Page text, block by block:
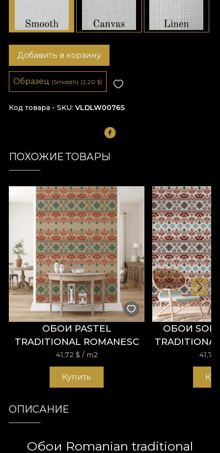
Код товара - SKU VLDLW0076S
Добавить в корзину
Образец (Smooth) (2,20 $)
ПОХОЖИЕ ТОВАРЫ
ОБОИ PASTEL
TRADITIONAL ROMANESC
41,72 $ / m2
Купить
ОБОИ
41,72
ОПИСАНИЕ
Обои Romanian traditional